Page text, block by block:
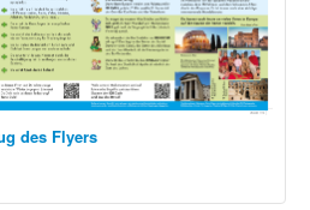
des Flyers